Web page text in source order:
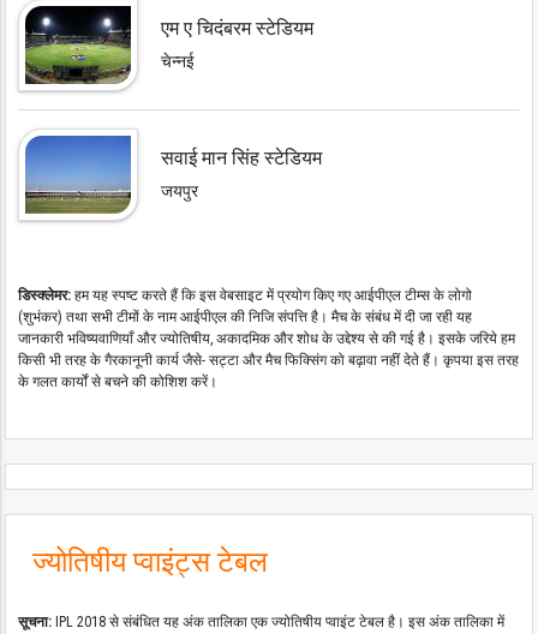
एम ए चिदंबरम स्टेडियम
चेन्नई
सवाई मान सिंह स्टेडियम
जयपुर
डिस्क्लेमर:हम यह स्पष्ट करते हैं कि इस वेबसाइट में प्रयोग किए गए आईपीएल टीम्स के लोगो
(शुभंकर) तथा सभी टीमों के नाम आईपीएल की निजि संपत्ति है। मैच के संबंध में दी जा रही यह
जानकारी भविष्यवाणियाँ और ज्योतिषीय, अकादमिक और शोध के उद्देश्य से की गई है। इसके जरिये हम
किसी भी तरह के गैरकानूनी कार्य जैसे- सट्टा और मैच फिक्सिंग को बढ़ावा नहीं देते हैं। कृपया इस तरह
के गलत कार्यों से बचने की कोशिश करें।
ज्योतिषीय प्वाइंट्स टेबल
सूचना: IPL 2018 से संबंधित यह अंक तालिका एक ज्योतिषीय प्वाइंट टेबल है। इस अंक तालिका में